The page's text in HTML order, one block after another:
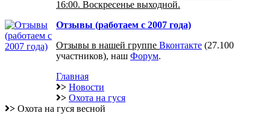
16:00. Воскресенье выходной.
Отзывы (работаем с 2007 года)
Отзывы в нашей группе Вконтакте (27.100
участников), наш Форум.
Главная
> Новости
> Охота на гуся
> Охота на гуся весной